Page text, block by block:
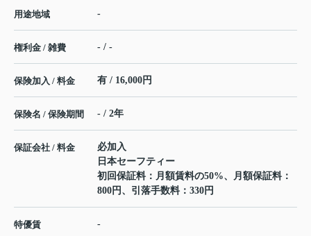
用途地域 -
権利金 / 雑費 - / -
保険加入 / 料金 有 / 16,000円
保険名 / 保険期間 - / 2年
保証会社 / 料金
必加入
日本セーフティー
初回保証料：月額賃料の50%、月額保証料：
800円、引落手数料：330円
特優賃 -